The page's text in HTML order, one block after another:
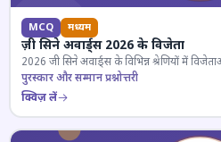
MCQ मध्यम
ज़ी सिने अवार्ड्स 2026 के विजेता
2026 जी सिने अवार्ड्स के विभिन्न श्रेणियों में
पुरस्कार और सम्मान प्रश्नोत्तरी
क्विज़ लें